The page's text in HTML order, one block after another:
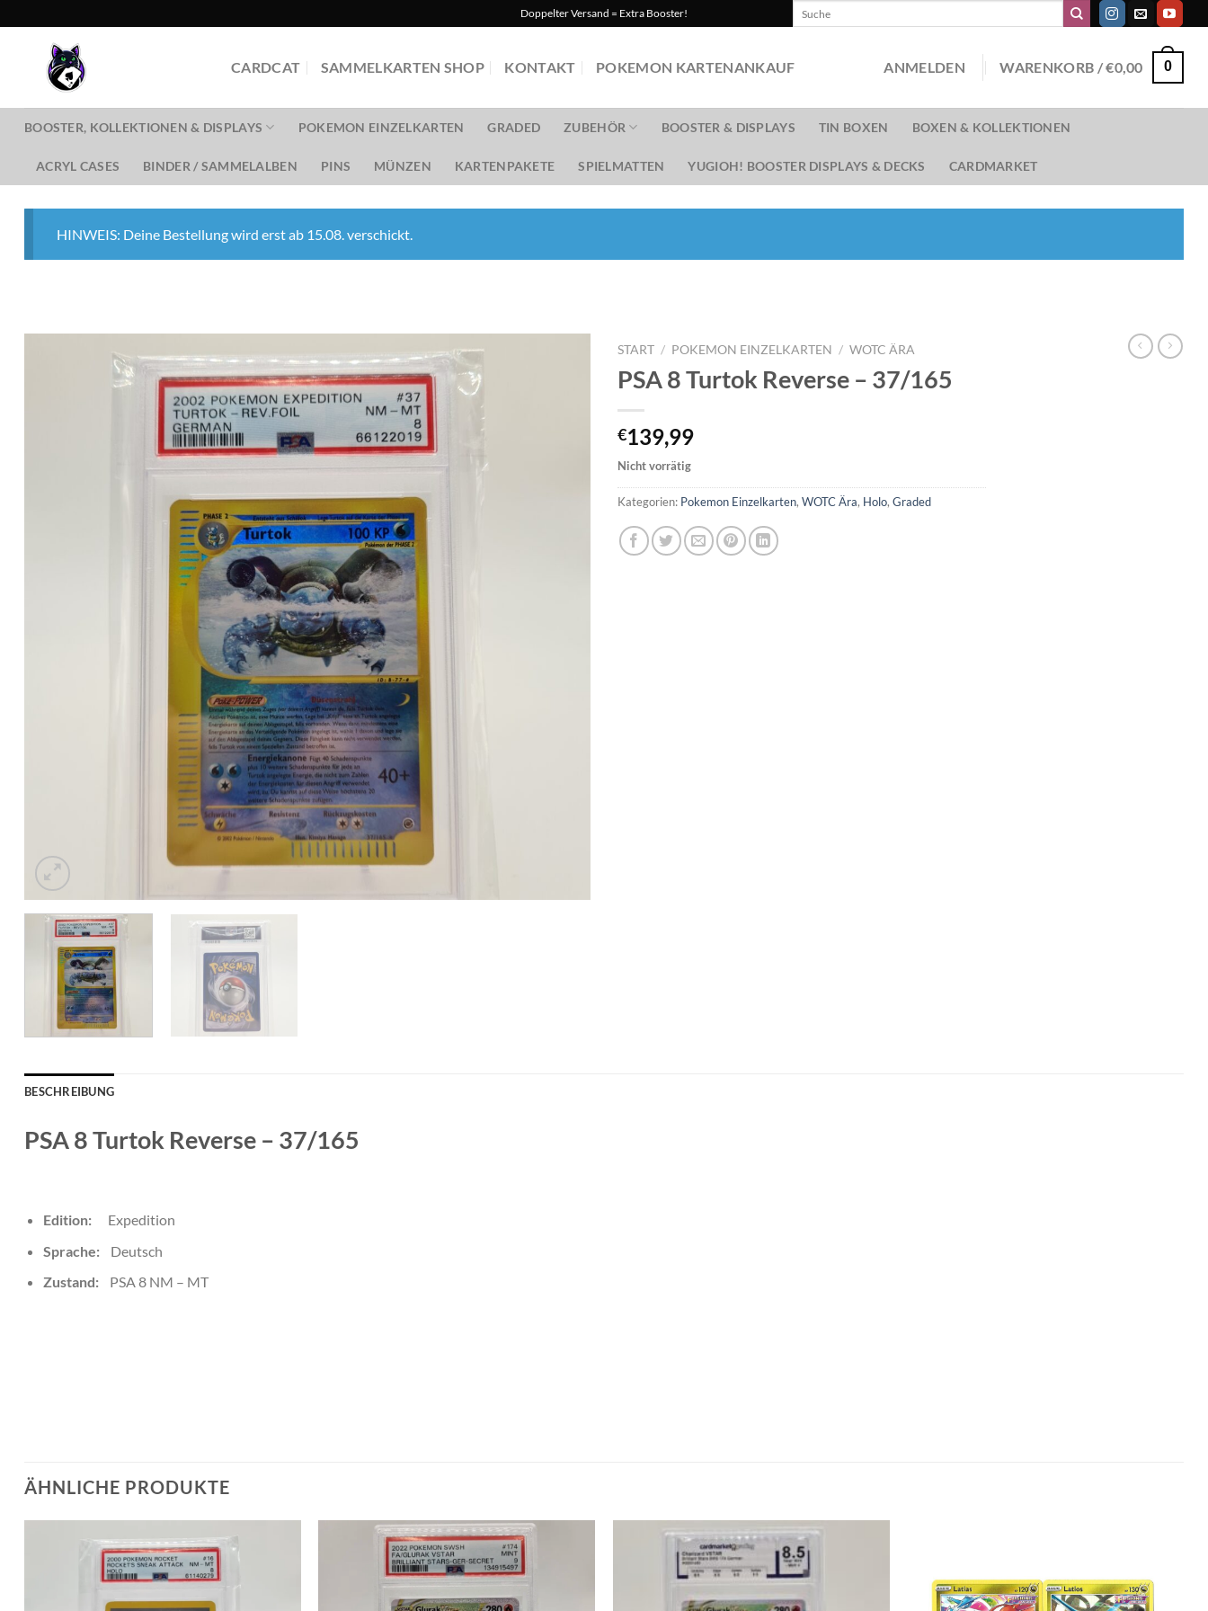
Inhalt
springen
Doppelter Versand = Extra Booster!
CARDCAT SAMMELKARTEN SHOP KONTAKT POKEMON KARTENANKAUF ANMELDEN WARENKORB /€0,00 0
BOOSTER, KOLLEKTIONEN & DISPLAYS POKEMON EINZELKARTEN GRADED ZUBEHÖR BOOSTER & DISPLAYS TIN BOXEN BOXEN & KOLLEKTIONEN
ACRYL CASES BINDER / SAMMELALBEN PINS MÜNZEN KARTENPAKETE SPIELMATTEN YUGIOH! BOOSTER DISPLAYS & DECKS CARDMARKET
HINWEIS: Deine Bestellung wird erst ab 15.08. verschickt.
START / POKEMON EINZELKARTEN / WOTC ÄRA
PSA 8 Turtok Reverse – 37/165
€139,99
Nicht vorrätig
Kategorien: Pokemon Einzelkarten, WOTC Ära, Holo, Graded
BESCHREIBUNG
PSA 8 Turtok Reverse – 37/165
Edition:Expedition
Sprache:Deutsch
Zustand:PSA 8 NM – MT
ÄHNLICHE PRODUKTE